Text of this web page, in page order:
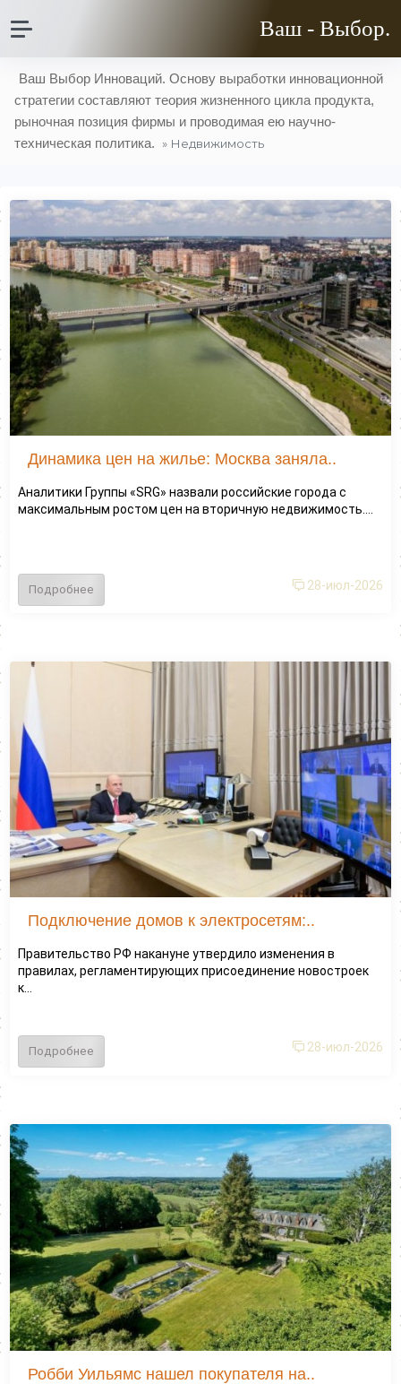
Ваш - Выбор.
Ваш Выбор Инноваций. Основу выработки инновационной
стратегии составляют теория жизненного цикла продукта,
рыночная позиция фирмы и проводимая ею научно-
техническая политика. » Недвижимость
Динамика цен на жилье: Москва заняла..
Аналитики Группы «SRG» назвали российские города с
максимальным ростом цен на вторичную недвижимость....
Подробнее 28-июл-2026
Подключение домов к электросетям:..
Правительство РФ накануне утвердило изменения в
правилах, регламентирующих присоединение новостроек
к...
Подробнее 28-июл-2026
Робби Уильямс нашел покупателя на..